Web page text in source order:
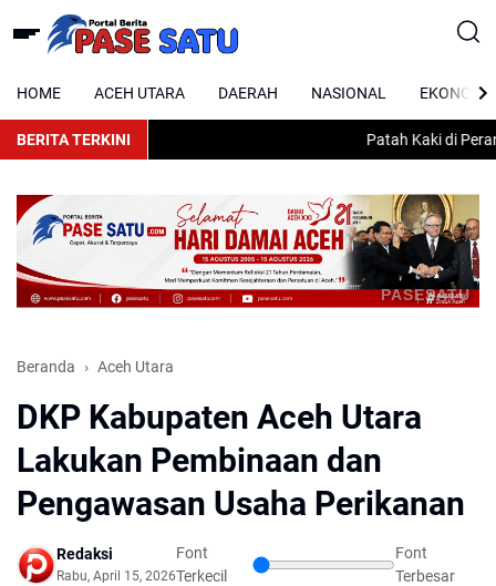
HOME ACEH UTARA DAERAH NASIONAL EKONOMI
BERITA TERKINI Patah Kaki di
PASESATU
Beranda Aceh Utara
DKP Kabupaten Aceh Utara
Lakukan Pembinaan dan
Pengawasan Usaha Perikanan
Redaksi
Rabu, April 15, 2026
Font
Terkecil
Font
Terbesar